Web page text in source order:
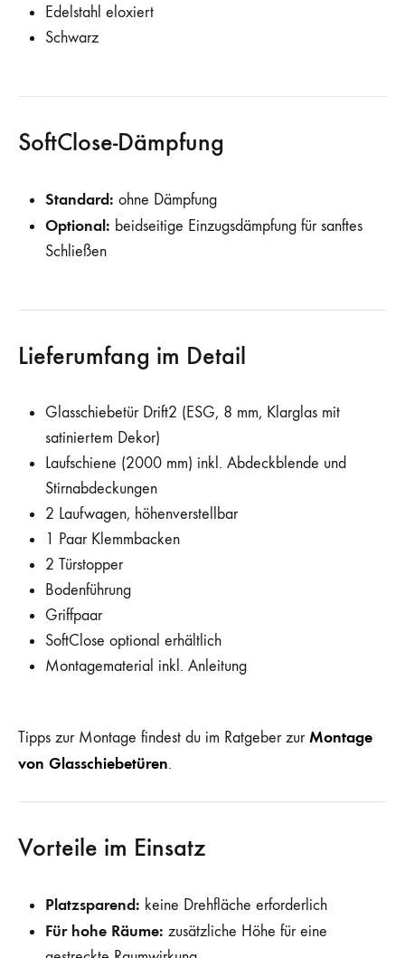
Edelstahl eloxiert
Schwarz
SoftClose-Dämpfung
Standard: ohne Dämpfung
Optional: beidseitige Einzugsdämpfung für sanftes
Schließen
Lieferumfang im Detail
Glasschiebetür Drift2 (ESG, 8 mm, Klarglas mit
satiniertem Dekor)
Laufschiene (2000 mm) inkl. Abdeckblende und
Stirnabdeckungen
2 Laufwagen, höhenverstellbar
1 Paar Klemmbacken
2 Türstopper
Bodenführung
Griffpaar
SoftClose optional erhältlich
Montagematerial inkl. Anleitung
Tipps zur Montage findest du im Ratgeber zurMontage
von Glasschiebetüren.
Vorteile im Einsatz
Platzsparend: keine Drehfläche erforderlich
Für hohe Räume: zusätzliche Höhe für eine